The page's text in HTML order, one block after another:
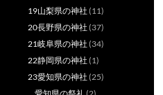
19山梨県の神社 (11)
20長野県の神社 (37)
21岐阜県の神社 (34)
22静岡県の神社 (1)
23愛知県の神社 (25)